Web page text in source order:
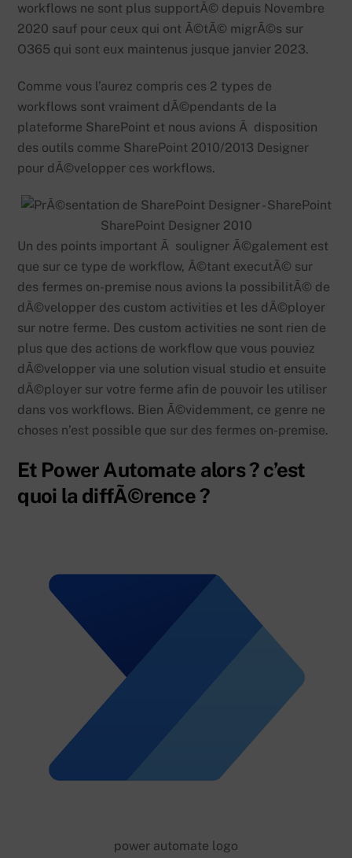
workflows ne sont plus supportÃ© depuis Novembre
2020 sauf pour ceux qui ont Ã©tÃ© migrÃ©s sur
O365 qui sont eux maintenus jusque janvier 2023.
Comme vous l’aurez compris ces 2 types de
workflows sont vraiment dÃ©pendants de la
plateforme SharePoint et nous avions Ã disposition
des outils comme SharePoint 2010/2013 Designer
pour dÃ©velopper ces workflows.
SharePoint Designer 2010
Un des points important Ã souligner Ã©galement est
que sur ce type de workflow, Ã©tant executÃ© sur
des fermes on-premise nous avions la possibilitÃ© de
dÃ©velopper des custom activities et les dÃ©ployer
sur notre ferme. Des custom activities ne sont rien de
plus que des actions de workflow que vous pouviez
dÃ©velopper via une solution visual studio et ensuite
dÃ©ployer sur votre ferme afin de pouvoir les utiliser
dans vos workflows. Bien Ã©videmment, ce genre ne
choses n’est possible que sur des fermes on-premise.
Et Power Automate alors ? c’est
quoi la diffÃ©rence ?
power automate logo